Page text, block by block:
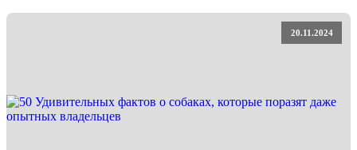
20.11.2024